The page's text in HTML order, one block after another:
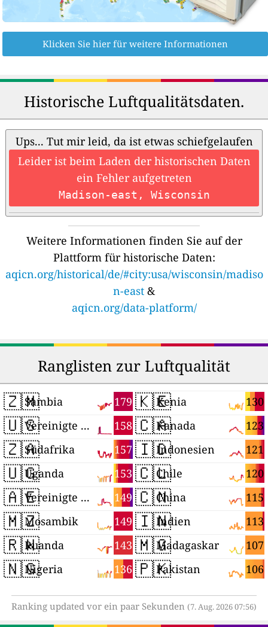
Klicken Sie hier für weitere Informationen
Historische Luftqualitätsdaten.
Ups... Tut mir leid, da ist etwas schiefgelaufen
Leider ist beim Laden der historischen Daten
ein Fehler aufgetreten
Madison-east, Wisconsin
Weitere Informationen finden Sie auf der
Plattform für historische Daten:
aqicn.org/historical/de/#city:usa/wisconsin/madiso
n-east &
aqicn.org/data-platform/
Ranglisten zur Luftqualität
🇿🇲 179
Sambia
🇺🇸 158
Vereinigte Staaten
🇿🇦 157
Südafrika
🇺🇬 153
Uganda
🇦🇪 149
Vereinigte Arabische Emirate
🇲🇿 149
Mosambik
🇷🇼 143
Ruanda
🇳🇬 136
Nigeria
🇰🇪 130
Kenia
🇨🇦 123
Kanada
🇮🇩 121
Indonesien
🇨🇱 120
Chile
🇨🇳 115
China
🇮🇳 113
Indien
🇲🇬 107
Madagaskar
🇵🇰 106
Pakistan
Ranking updated vor ein paar Sekunden (7. Aug. 2026 07:56)